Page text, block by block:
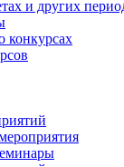
и других
конкурсах